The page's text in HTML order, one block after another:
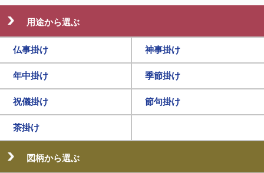
用途から選ぶ
仏事掛け 神事掛け
年中掛け 季節掛け
祝儀掛け 節句掛け
茶掛け
図柄から選ぶ